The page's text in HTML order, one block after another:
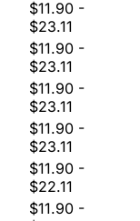
$11.90 -
$23.11
$11.90 -
$23.11
$11.90 -
$23.11
$11.90 -
$23.11
$11.90 -
$22.11
$11.90 -